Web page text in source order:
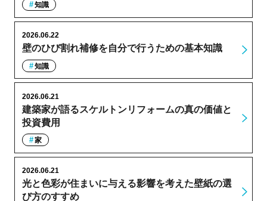
知識
壁のひび割れ補修を自分で行うための基本知識
2026.06.22
知識
建築家が語るスケルトンリフォームの真の価値と
投資費用
2026.06.21
家
光と色彩が住まいに与える影響を考えた壁紙の選
び方のすすめ
2026.06.21